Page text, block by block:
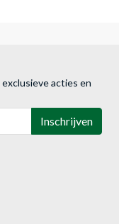
acties en
Inschrijven